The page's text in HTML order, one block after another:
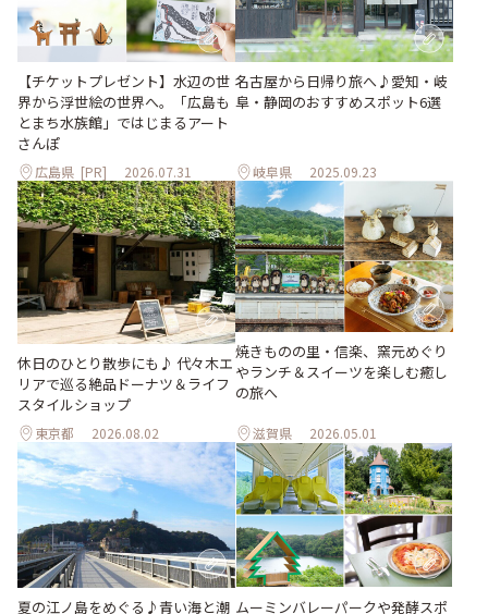
【チケットプレゼント】水辺の世
界から浮世絵の世界へ。「広島も
とまち水族館」ではじまるアート
さんぽ
広島県 [PR] 2026.07.31
名古屋から日帰り旅へ♪愛知・岐
阜・静岡のおすすめスポット6選
岐阜県 2025.09.23
休日のひとり散歩にも♪ 代々木エ
リアで巡る絶品ドーナツ＆ライフ
スタイルショップ
東京都 2026.08.02
焼きものの里・信楽、窯元めぐり
やランチ＆スイーツを楽しむ癒し
の旅へ
滋賀県 2026.05.01
夏の江ノ島をめぐる♪青い海と潮 ムーミンバレーパークや発酵スポ